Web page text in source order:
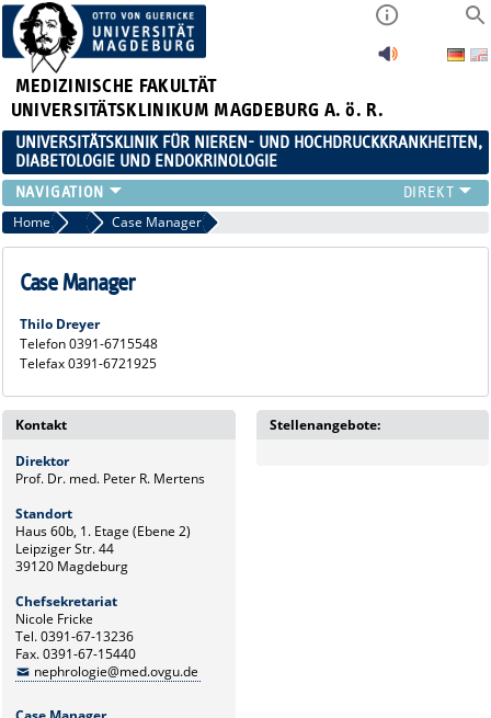
MEDIZINISCHE FAKULTÄT
UNIVERSITÄTSKLINIKUM MAGDEBURG A. ö. R.
UNIVERSITÄTSKLINIK FÜR NIEREN- UND HOCHDRUCKKRANKHEITEN,
DIABETOLOGIE UND ENDOKRINOLOGIE
KLINIK
FORSCHUNG
LEHRE
KARRIERE
LINKS
AKTUELLES
Home Klinik Case Manager
Case Manager
Thilo Dreyer
Telefon 0391-6715548
Telefax 0391-6721925
Kontakt
Direktor
Prof. Dr. med. Peter R. Mertens
Standort
Haus 60b, 1. Etage (Ebene 2)
Leipziger Str. 44
39120 Magdeburg
Chefsekretariat
Nicole Fricke
Tel. 0391-67-13236
Fax. 0391-67-15440
nephrologie@med.ovgu.de
Stellenangebote: